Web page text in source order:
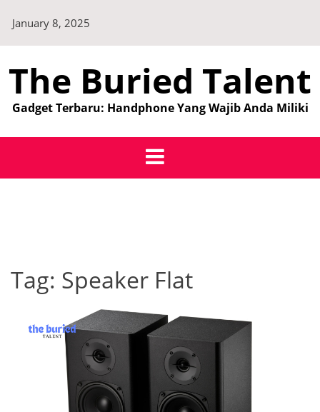
content
January 8, 2025
The Buried Talent
Gadget Terbaru: Handphone Yang Wajib Anda Miliki
Tag: Speaker Flat